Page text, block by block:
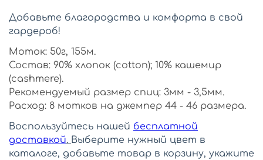
Добавьте благородства и комфорта в свой
гардероб!
Моток: 50г, 155м.
Состав: 90% хлопок (cotton); 10% кашемир
(cashmere).
Рекомендуемый размер спиц: 3мм - 3,5мм.
Расход: 8 мотков на джемпер 44 - 46 размера.
Воспользуйтесь нашей бесплатной
доставкой. Выберите нужный цвет в
каталоге, добавьте товар в корзину, укажите